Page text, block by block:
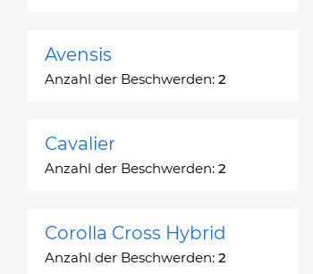
Avensis
Anzahl der Beschwerden: 2
Cavalier
Anzahl der Beschwerden: 2
Corolla Cross Hybrid
Anzahl der Beschwerden: 2